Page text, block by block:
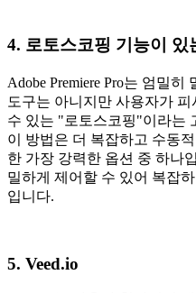
4. 로토스코핑 기능이 있
Adobe Premiere Pro는 엄밀
도구는 아니지만 사용자가
수 있는 "로토스코핑"이라는
이 방법은 더 복잡하고 수동
한 가장 강력한 옵션 중 하나
밀하게 제어할 수 있어 복잡
입니다.
5. Veed.io